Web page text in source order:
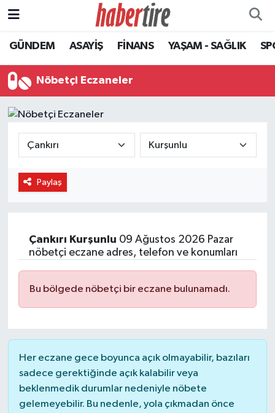
GÜNDEM ASAYİŞ FİNANS YAŞAM - SAĞLIK
Nöbetçi Eczaneler
Paylaş
Çankırı Kurşunlu 09 Ağustos 2026 Pazar
nöbetçi eczane adres, telefon ve konumları
Bu bölgede nöbetçi bir eczane bulunamadı.
Her eczane gece boyunca açık olmayabilir, bazıları
sadece gerektiğinde açık kalabilir veya
beklenmedik durumlar nedeniyle nöbete
gelemeyebilir. Bu nedenle, yola çıkmadan önce
Tire Nöbetçi Eczaneler
Tire Hava Durumu
Tire Trafik Yoğunluk Haritası
Süper Lig Puan Durumu ve Fikstür
Tüm Manşetler
Haber Arşivi